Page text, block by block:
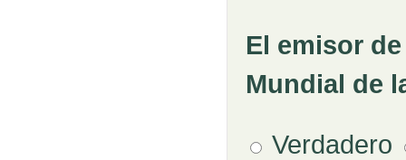
Pregunta 5
El emisor
Mundial de
Verdadero